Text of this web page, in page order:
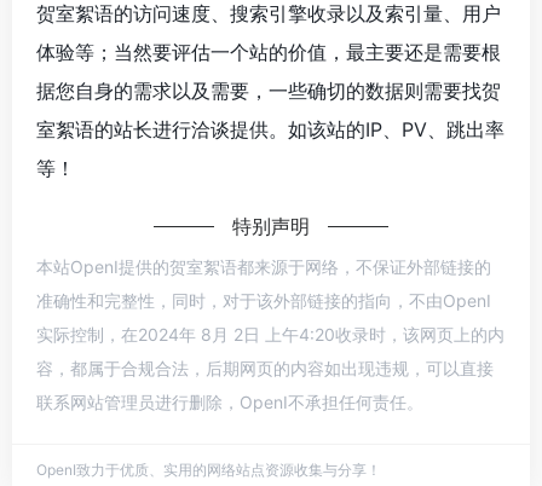
贺室絮语的访问速度、搜索引擎收录以及索引量、用户
体验等；当然要评估一个站的价值，最主要还是需要根
据您自身的需求以及需要，一些确切的数据则需要找贺
室絮语的站长进行洽谈提供。如该站的IP、PV、跳出率
等！
特别声明
本站OpenI提供的贺室絮语都来源于网络，不保证外部链接的
准确性和完整性，同时，对于该外部链接的指向，不由OpenI
实际控制，在2024年 8月 2日 上午4:20收录时，该网页上的内
容，都属于合规合法，后期网页的内容如出现违规，可以直接
联系网站管理员进行删除，OpenI不承担任何责任。
OpenI致力于优质、实用的网络站点资源收集与分享！